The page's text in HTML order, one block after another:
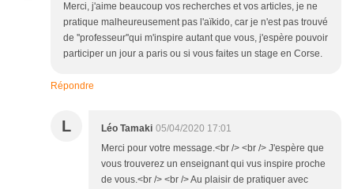
Merci, j'aime beaucoup vos recherches et vos articles, je ne
pratique malheureusement pas l'aïkido, car je n'est pas trouvé
de ''professeur''qui m'inspire autant que vous, j'espère pouvoir
participer un jour a paris ou si vous faites un stage en Corse.
Répondre
L Léo Tamaki 05/04/2020 17:01
Merci pour votre message.<br /> <br /> J'espère que
vous trouverez un enseignant qui vus inspire proche
de vous.<br /> <br /> Au plaisir de pratiquer avec